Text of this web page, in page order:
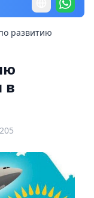
развитию
в